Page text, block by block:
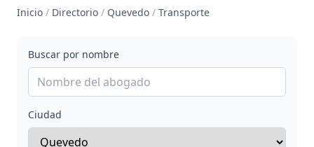
Inicio / Directorio / Quevedo / Transporte
Buscar por nombre
Ciudad